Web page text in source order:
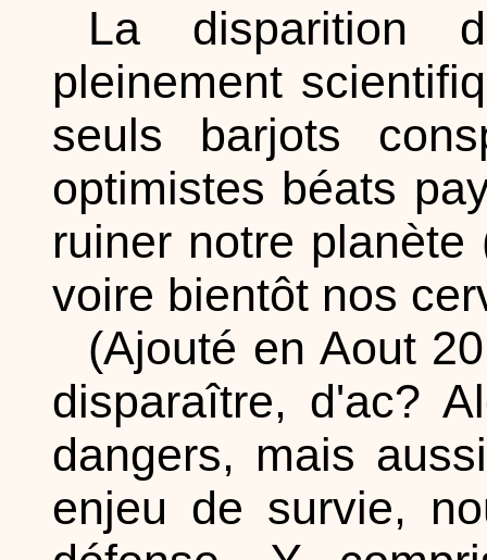
La disparition
pleinement
seuls barjots
optimistes béats
ruiner notre
voire bientôt nos
(Ajouté en Aout
disparaître, d'ac?
dangers, mais
enjeu de survie,